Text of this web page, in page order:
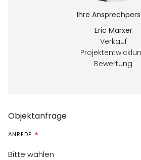
Ihre
Eric Marxer
Verkauf
Bewertung
Objektanfrage
ANREDE
Bitte wählen